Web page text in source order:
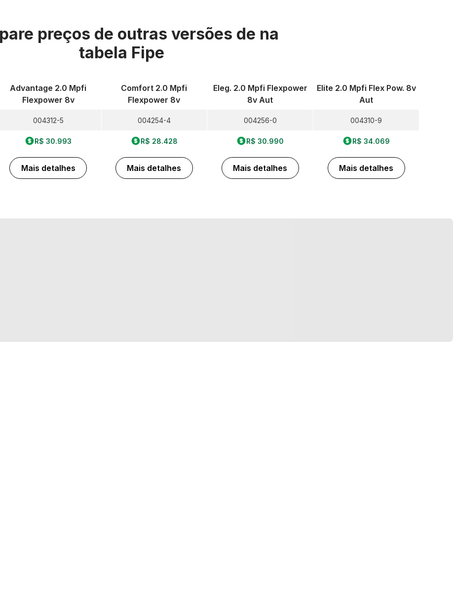
preços de outras versões de na
tabela Fipe
Advantage 2.0 Mpfi
Flexpower 8v
004312-5
R$ 30.993
Mais detalhes
Comfort 2.0 Mpfi
Flexpower 8v
004254-4
R$ 28.428
Mais detalhes
Eleg. 2.0 Mpfi Flexpower
8v Aut
004256-0
R$ 30.990
Mais detalhes
Elite 2.0 Mpfi Flex Pow. 8v
Aut
004310-9
R$ 34.069
Mais detalhes